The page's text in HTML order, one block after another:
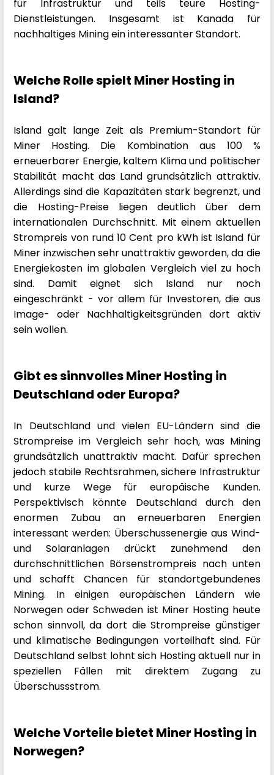
für Infrastruktur und teils teure Hosting-
Dienstleistungen. Insgesamt ist Kanada für
nachhaltiges Mining ein interessanter Standort.
Welche Rolle spielt Miner Hosting in
Island?
Island galt lange Zeit als Premium-Standort für
Miner Hosting. Die Kombination aus 100 %
erneuerbarer Energie, kaltem Klima und politischer
Stabilität macht das Land grundsätzlich attraktiv.
Allerdings sind die Kapazitäten stark begrenzt, und
die Hosting-Preise liegen deutlich über dem
internationalen Durchschnitt. Mit einem aktuellen
Strompreis von rund 10 Cent pro kWh ist Island für
Miner inzwischen sehr unattraktiv geworden, da die
Energiekosten im globalen Vergleich viel zu hoch
sind. Damit eignet sich Island nur noch
eingeschränkt - vor allem für Investoren, die aus
Image- oder Nachhaltigkeitsgründen dort aktiv
sein wollen.
Gibt es sinnvolles Miner Hosting in
Deutschland oder Europa?
In Deutschland und vielen EU-Ländern sind die
Strompreise im Vergleich sehr hoch, was Mining
grundsätzlich unattraktiv macht. Dafür sprechen
jedoch stabile Rechtsrahmen, sichere Infrastruktur
und kurze Wege für europäische Kunden.
Perspektivisch könnte Deutschland durch den
enormen Zubau an erneuerbaren Energien
interessant werden: Überschussenergie aus Wind-
und Solaranlagen drückt zunehmend den
durchschnittlichen Börsenstrompreis nach unten
und schafft Chancen für standortgebundenes
Mining. In einigen europäischen Ländern wie
Norwegen oder Schweden ist Miner Hosting heute
schon sinnvoll, da dort die Strompreise günstiger
und klimatische Bedingungen vorteilhaft sind. Für
Deutschland selbst lohnt sich Hosting aktuell nur in
speziellen Fällen mit direktem Zugang zu
Überschussstrom.
Welche Vorteile bietet Miner Hosting in
Norwegen?